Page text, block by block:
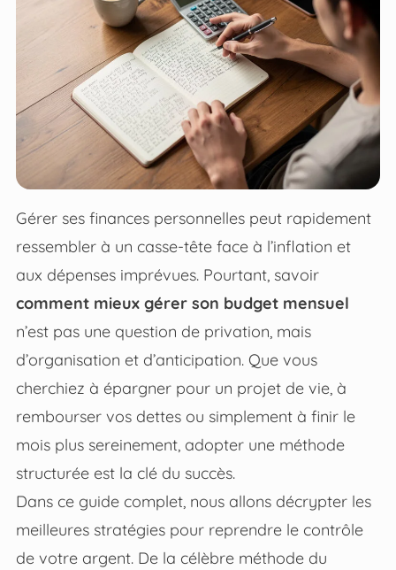
Gérer ses finances personnelles peut rapidement
ressembler à un casse-tête face à l’inflation et
aux dépenses imprévues. Pourtant, savoir
comment mieux gérer son budget mensuel
n’est pas une question de privation, mais
d’organisation et d’anticipation. Que vous
cherchiez à épargner pour un projet de vie, à
rembourser vos dettes ou simplement à finir le
mois plus sereinement, adopter une méthode
structurée est la clé du succès.
Dans ce guide complet, nous allons décrypter les
meilleures stratégies pour reprendre le contrôle
de votre argent. De la célèbre méthode du